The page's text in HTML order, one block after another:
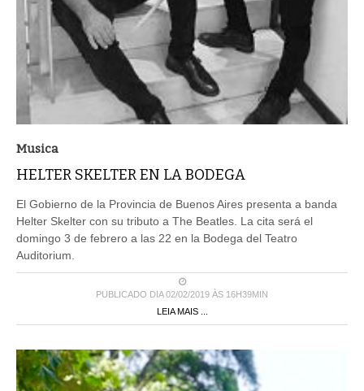
Musica
HELTER SKELTER EN LA BODEGA
El Gobierno de la Provincia de Buenos Aires presenta a banda
Helter Skelter con su tributo a The Beatles. La cita será el
domingo 3 de febrero a las 22 en la Bodega del Teatro
Auditorium.
PUBLICADO DIA 02/02/2019 ÀS 16H39MIN
LEIA MAIS ...